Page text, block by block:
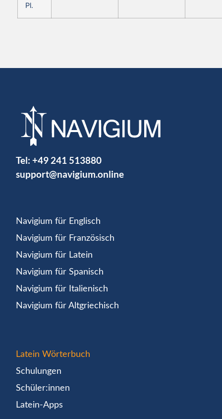
Pl.
Tel: +49 241 513880
support@navigium.online
Navigium für Englisch
Navigium für Französisch
Navigium für Latein
Navigium für Spanisch
Navigium für Italienisch
Navigium für Altgriechisch
Latein Wörterbuch
Schulungen
Schüler:innen
Latein-Apps